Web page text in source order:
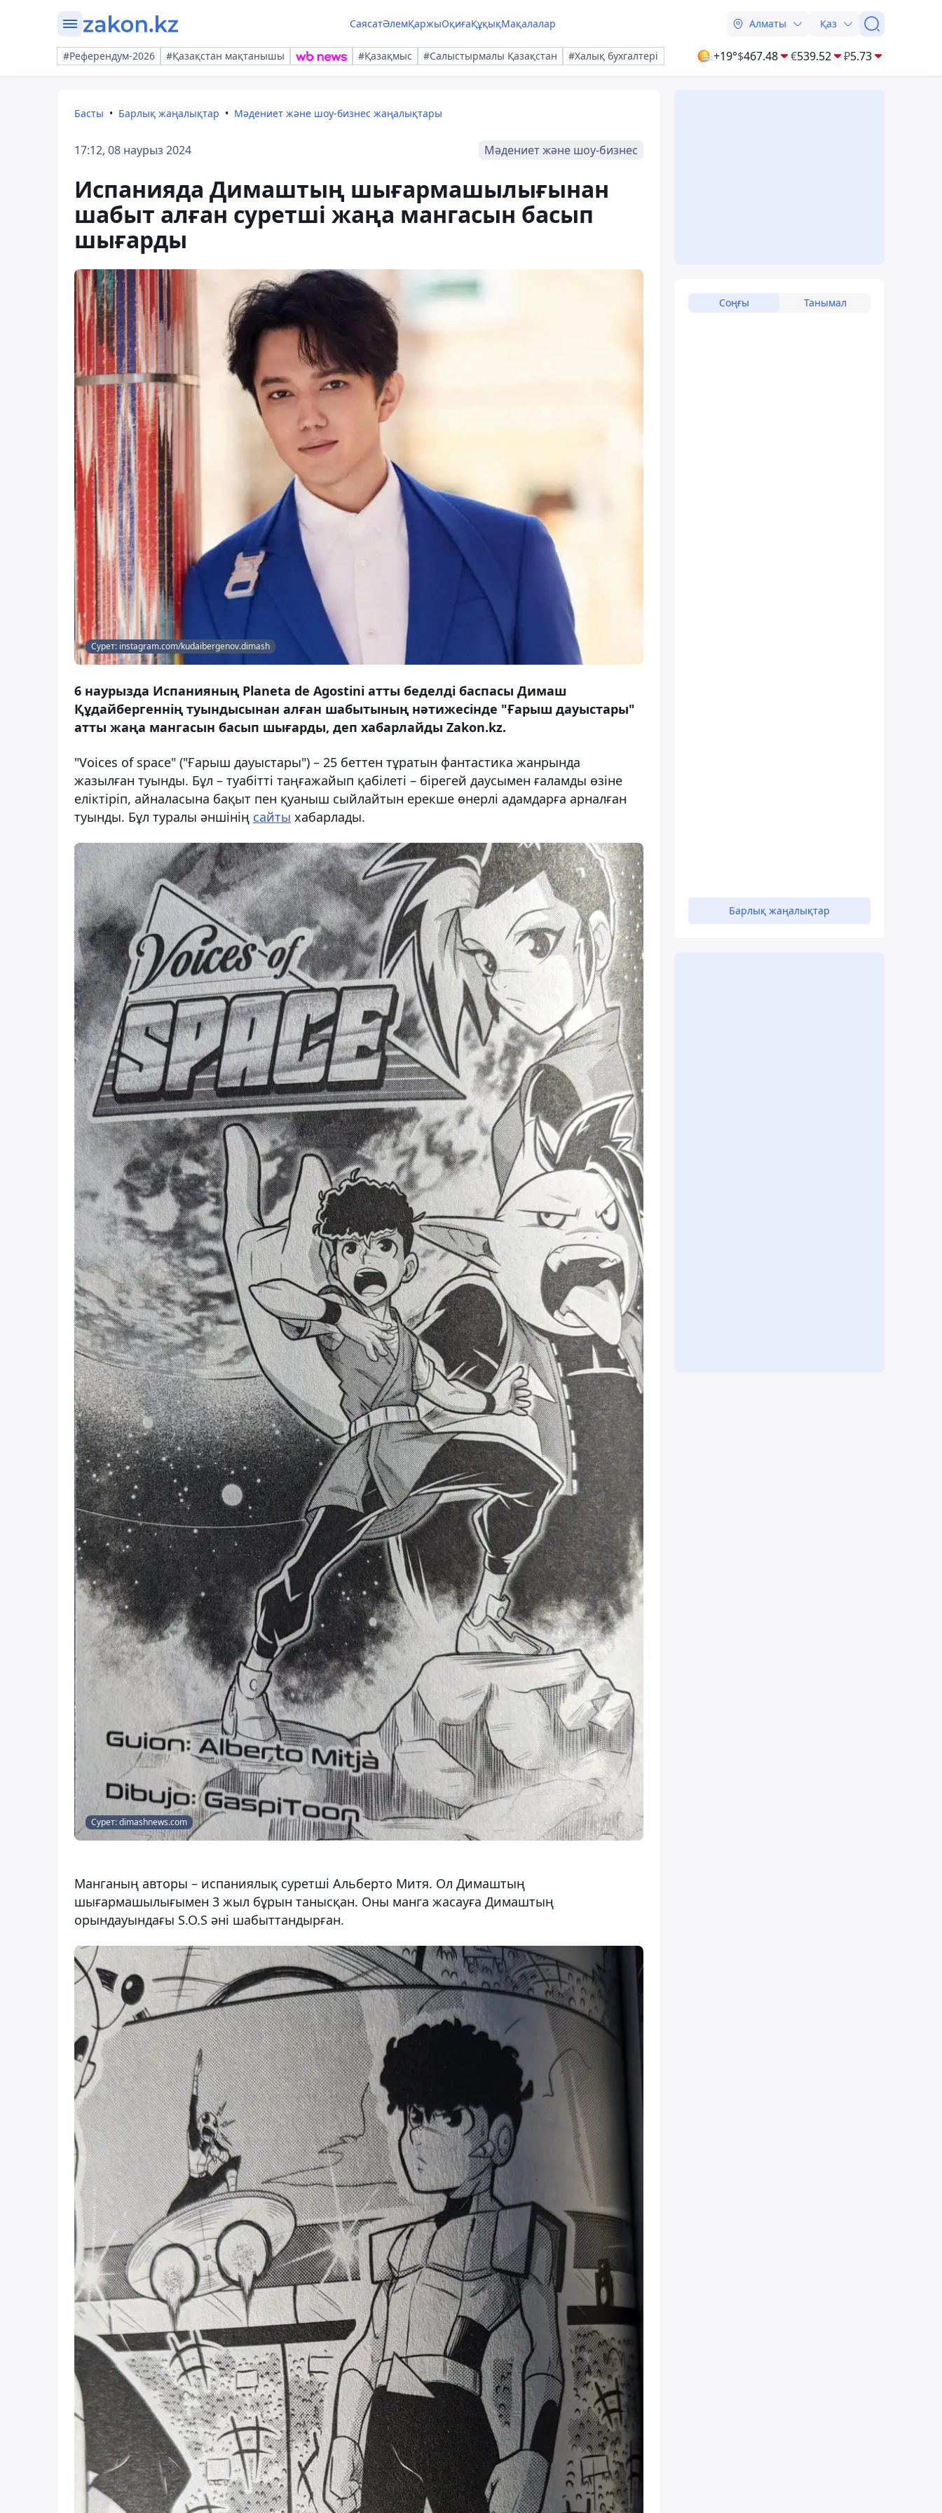
СаясатӘлемҚаржыОқиғаҚұқықМақалалар Алматы Қаз
#Референдум-2026 #Қазақстан мақтанышы #Қазақмыс #Салыстырмалы Қазақстан #Халық бухгалтері +19°$467.48 €539.52 ₽5.73
Басты Барлық жаңалықтар Мәдениет және шоу-бизнес жаңалықтары
17:12, 08 наурыз 2024 Мәдениет және шоу-бизнес
Испанияда Димаштың шығармашылығынан
шабыт алған суретші жаңа мангасын басып
шығарды
Сурет: instagram.com/kudaibergenov.dimash
6 наурызда Испанияның Planeta de Agostini атты беделді баспасы Димаш
Құдайбергеннің туындысынан алған шабытының нәтижесінде "Ғарыш дауыстары"
атты жаңа мангасын басып шығарды, деп хабарлайды Zakon.kz.
"Voices of space" ("Ғарыш дауыстары") – 25 беттен тұратын фантастика жанрында
жазылған туынды. Бұл – туабітті таңғажайып қабілеті – бірегей даусымен ғаламды өзіне
еліктіріп, айналасына бақыт пен қуаныш сыйлайтын ерекше өнерлі адамдарға арналған
туынды. Бұл туралы әншінің сайты хабарлады.
Сурет: dimashnews.com
Манганың авторы – испаниялық суретші Альберто Митя. Ол Димаштың
шығармашылығымен 3 жыл бұрын танысқан. Оны манга жасауға Димаштың
орындауындағы S.O.S әні шабыттандырған.
Соңғы Танымал
Барлық жаңалықтар